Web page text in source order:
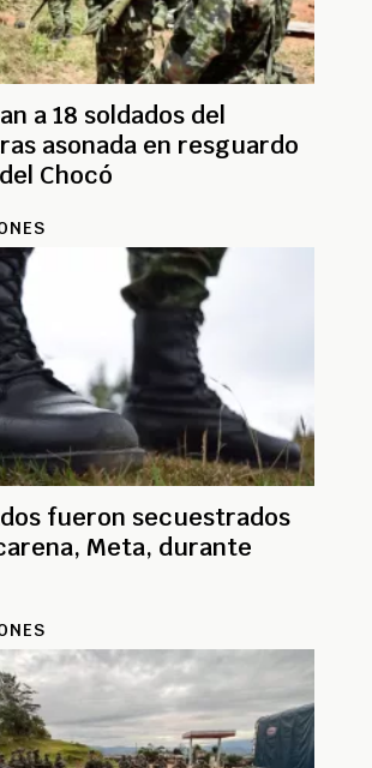
a 18 soldados del
asonada en resguardo
Chocó
fueron secuestrados
Meta, durante